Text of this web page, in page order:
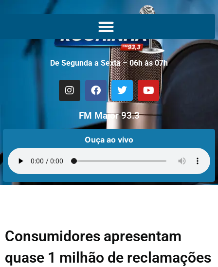
De Segunda a Sexta – 06h às 07h
FM Maior 93.3
Ouça ao vivo
Consumidores apresentam
quase 1 milhão de reclamações